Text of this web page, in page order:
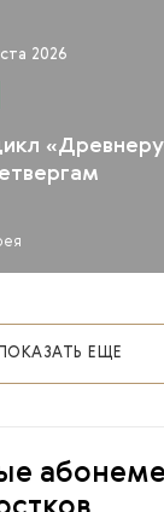
2026
ПОКАЗАТЬ ЕЩЕ